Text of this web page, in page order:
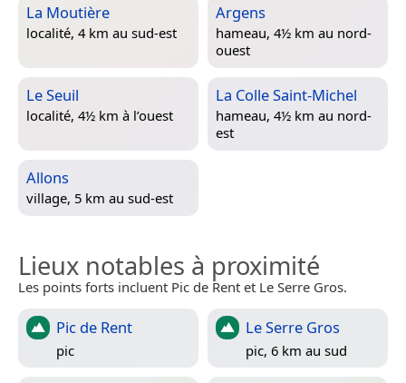
La Moutière
localité, 4 km au sud-est
Argens
hameau, 4½ km au nord-
ouest
Le Seuil
localité, 4½ km à l’ouest
La Colle Saint-Michel
hameau, 4½ km au nord-
est
Allons
village, 5 km au sud-est
Lieux notables à proximité
Les points forts incluent Pic de Rent et Le Serre Gros.
Pic de Rent
pic
Le Serre Gros
pic, 6 km au sud